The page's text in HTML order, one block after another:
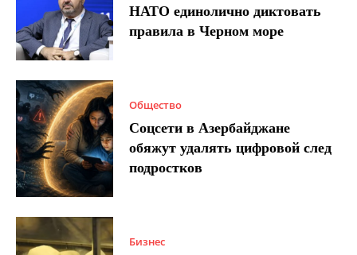
НАТО единолично диктовать
правила в Черном море
Общество
Соцсети в Азербайджане
обяжут удалять цифровой след
подростков
Бизнес